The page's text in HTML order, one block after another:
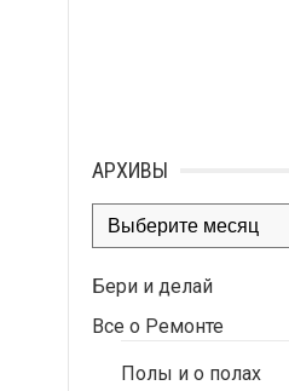
АРХИВЫ
Архивы
Бери и делай
Все о Ремонте
Полы и о полах